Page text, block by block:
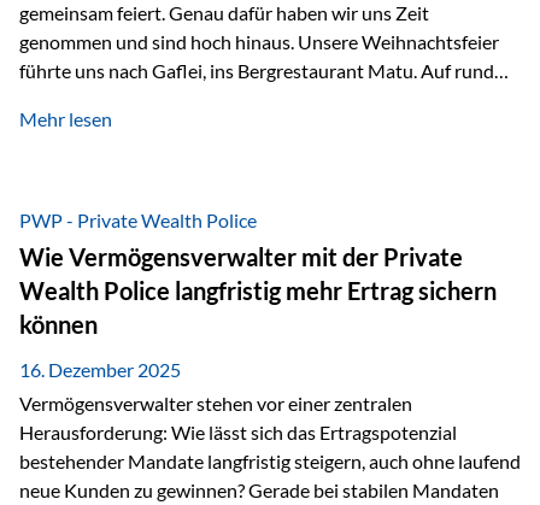
gemeinsam feiert. Genau dafür haben wir uns Zeit
genommen und sind hoch hinaus. Unsere Weihnachtsfeier
führte uns nach Gaflei, ins Bergrestaurant Matu. Auf rund
beeindruckendes Panorama, sondern auch etwas, das im
verschneiter Landschaft, bei feinem Essen, guter Musik und
einer entspannten…
Mehr lesen
PWP - Private Wealth Police
Wie Vermögensverwalter mit der Private
Wealth Police langfristig mehr Ertrag sichern
können
16. Dezember 2025
Vermögensverwalter stehen vor einer zentralen
Herausforderung: Wie lässt sich das Ertragspotenzial
bestehender Mandate langfristig steigern, auch ohne laufend
neue Kunden zu gewinnen? Gerade bei stabilen Mandaten